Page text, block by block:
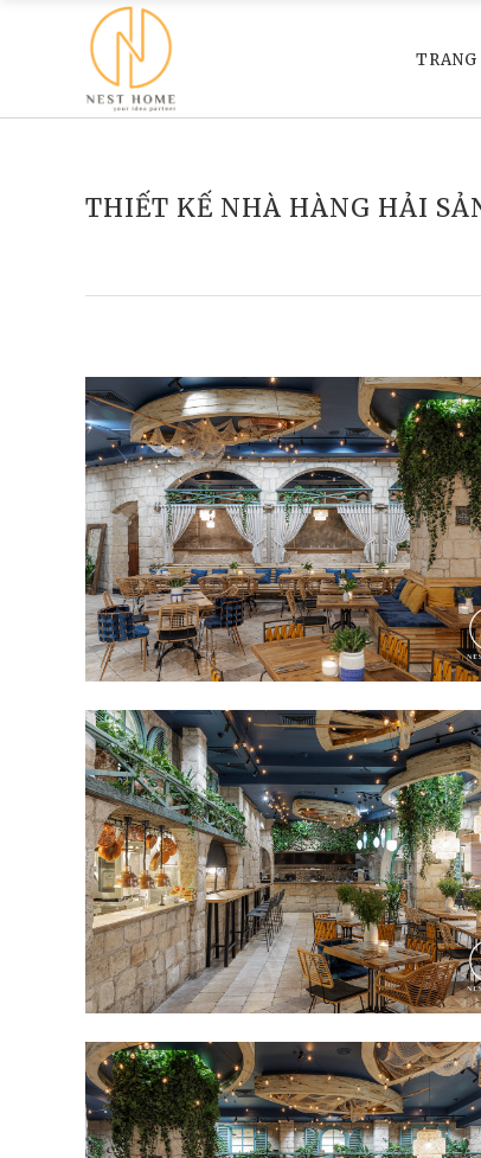
THIẾT KẾ NHÀ HÀNG HẢI